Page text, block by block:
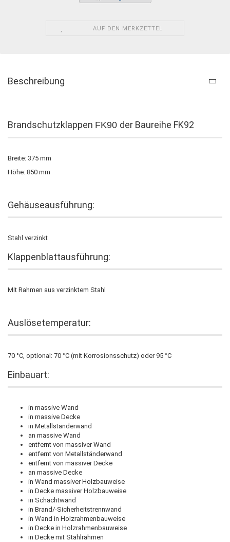
AUF DEN MERKZETTEL
Beschreibung
Brandschutzklappen FK90 der Baureihe FK92
Breite: 375 mm
Höhe: 850 mm
Gehäuseausführung:
Stahl verzinkt
Klappenblattausführung:
Mit Rahmen aus verzinktem Stahl
Auslösetemperatur:
70 °C, optional: 70 °C (mit Korrosionsschutz) oder 95 °C
Einbauart:
in massive Wand
in massive Decke
in Metallständerwand
an massive Wand
entfernt von massiver Wand
entfernt von Metallständerwand
entfernt von massiver Decke
an massive Decke
in Wand massiver Holzbauweise
in Decke massiver Holzbauweise
in Schachtwand
in Brand/-Sicherheitstrennwand
in Wand in Holzrahmenbauweise
in Decke in Holzrahmenbauweise
in Decke mit Stahlrahmen